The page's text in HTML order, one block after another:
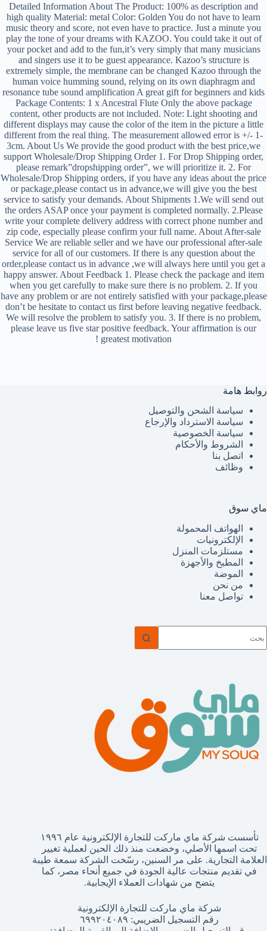
Detailed Information About The Product: 100% as description and
high quality Material: metal Color: Golden You do not have to learn
music theory and score, not even have to practice. Just a minute you
play the tone of your dreams with KAZOO. You could take it out of
your pocket and add to the fun,it’s very simply that many musicians
and singers use it to be guest appearance. Kazoo’s structure is
extremely simple, the membrane can be changed Kazoo through the
human voice humming sound, relying on its own diaphragm and
resonance tube sound amplification A great gift for beginners and kids
Package Contents: 1 x Ancestral Flute Only the above package
content, other products are not included. Note: Light shooting and
different displays may cause the color of the item in the picture a little
different from the real thing. The measurement allowed error is +/- 1-
3cm. About Us We provide the good product with the best price,we
support Wholesale/Drop Shipping Order 1. For Drop Shipping order,
please remark”dropshipping order”, we will prioritize it. 2. For
Wholesale/Drop Shipping orders, if you have any ideas about the price
or package,please contact us in advance,we will give you the best
service to satisfy your demands. About Shipments 1.We will send out
the orders ASAP once your payment is completed normally. 2.Please
write your complete delivery address with correct phone number and
zip code, especially please confirm your full name. About After-sale
Service We are reliable seller and we have our professional after-sale
service for all of our customers. If there is any question about the
order,please contact us in advance ,we will always here until you get a
happy answer. About Feedback 1. Please check the package and item
when you get carefully to make sure there is no problem. 2. If you
have any problem or are not entirely satisfied with your package,please
don’t be hesitate to contact us first before leaving negative feedback.
We will resolve the problem to satisfy you. 3. If there is no problem,
please leave us five star positive feedback. Your affirmation is our
greatest motivation !
روابط هامة
سياسة الشحن والتوصيل
سياسة الاسترداد والإرجاع
سياسة الخصوصية
الشروط والأحكام
اتصل بنا
وظائف
ماي سوق
الهواتف المحمولة
الإلكترونيات
مستلزمات المنزل
المطبخ والأجهزة
الموضة
من نحن
تواصل معنا
توجد
تأسست شركة ماي ماركت للتجارة الإلكترونية عام ١٩٩٦
تحت اسمها الأصلي، وخضعت منذ ذلك الحين لعملية تغيير
العلامة التجارية. على مر السنين، رسّخت الشركة سمعة طيبة
في تقديم منتجات عالية الجودة في جميع أنحاء مصر، كما
يتضح من شهادات العملاء الإيجابية.
شركة ماي ماركت للتجارة الإلكترونية
رقم التسجيل الضريبي: ٦٩٩٢٠٤٠٨٩